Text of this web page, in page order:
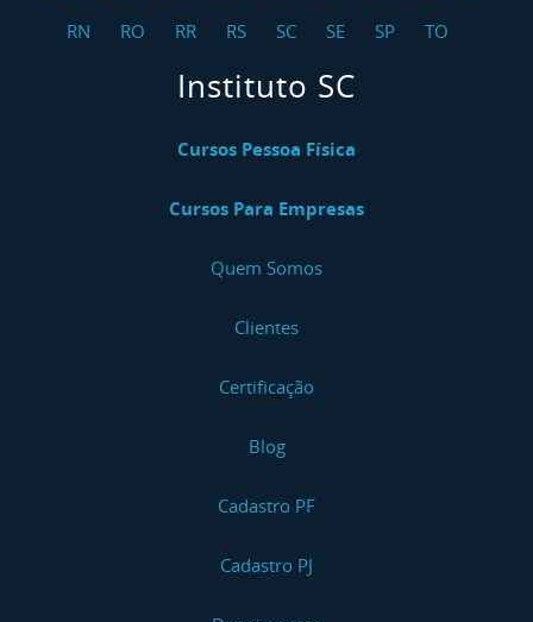
RN
RO RR RS SC SE SP TO
Instituto SC
Cursos Pessoa Física
Cursos Para Empresas
Quem Somos
Clientes
Certificação
Blog
Cadastro PF
Cadastro PJ